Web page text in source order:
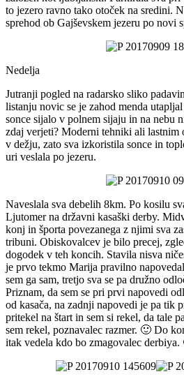
to jezero ravno tako otoček na sredini.
sprehod ob Gajševskem jezeru po novi
Nedelja
Jutranji pogled na radarsko sliko
listanju novic se je zahod menda
sonce sijalo v polnem sijaju in na nebu
zdaj verjeti? Moderni tehniki ali lastnim
v dežju, zato sva izkoristila sonce in
uri veslala po jezeru.
Naveslala sva debelih 8km. Po kosilu
Ljutomer na državni kasaški derby.
konj in športa povezanega z njimi sva
tribuni. Obiskovalcev je bilo precej,
dogodek v teh koncih. Stavila nisva
je prvo tekmo Marija pravilno
sem ga sam, tretjo sva se pa družno
Priznam, da sem se pri prvi napovedi
od kasača, na zadnji napovedi je pa tik
pritekel na štart in sem si rekel, da tale
sem rekel, poznavalec razmer. 🙂 Do
itak vedela kdo bo zmagovalec derbiya.